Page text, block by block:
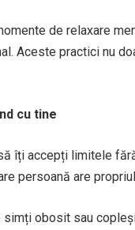
de relaxare
Aceste practici nu
cu tine
îți accepți limitele
persoană are
simți obosit sau